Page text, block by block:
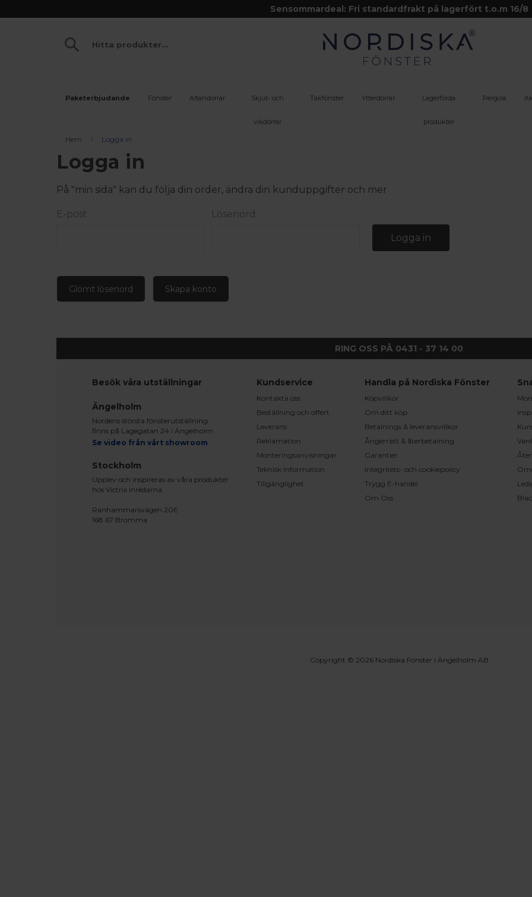
Sensommardeal: Fri standardfrakt på lagerfört t.o.m 16/8
Paketerbjudande Fönster Altandörrar Skjut- och
vikdörrar
Takfönster Ytterdörrar Lagerförda
produkter
Pergola
Hem Logga in
Logga in
På "min sida" kan du följa din order, ändra din kunduppgifter och mer
E-post Lösenord
Logga in
Glömt lösenord Skapa konto
RING OSS PÅ 0431 - 37 14 00
Besök våra utställningar
Ängelholm
Nordens största fönsterutställning
finns på Lagegatan 24 i Ängelholm
Se video från vårt showroom
Stockholm
Upplev och inspireras av våra produkter
hos Victrix inredarna.
Ranhammarsvägen 20E
168 67 Bromma
Kundservice
Kontakta oss
Beställning och offert
Leverans
Reklamation
Monteringsanvisningar
Teknisk information
Tillgänglighet
Handla på Nordiska Fönster
Köpvillkor
Om ditt köp
Betalnings & leveransvillkor
Ångerrätt & återbetalning
Garantier
Integritets- och cookiepolicy
Trygg E-handel
Om Oss